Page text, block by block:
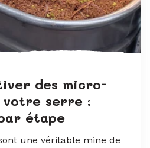
des micro-
votre serre :
étape
une véritable mine de